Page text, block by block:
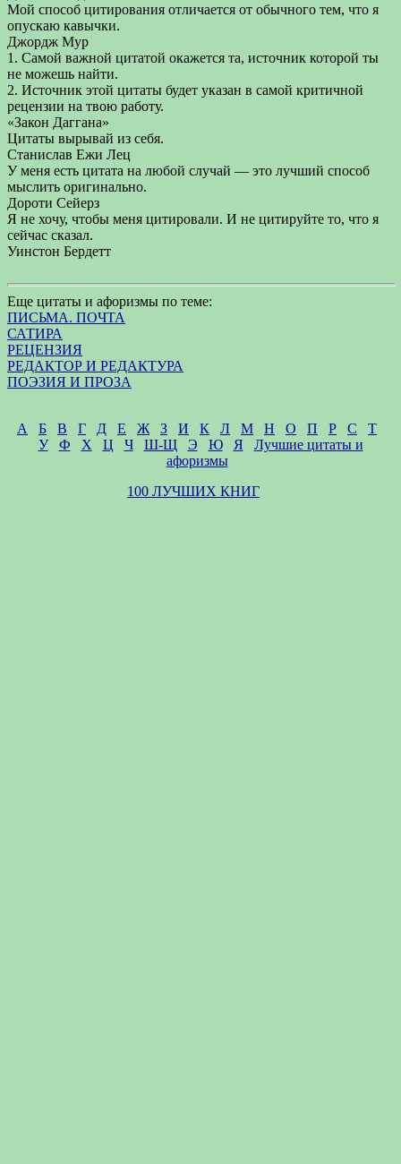
Мой способ цитирования отличается от обычного тем, что я
опускаю кавычки.
Джордж Мур
1. Самой важной цитатой окажется та, источник которой ты
не можешь найти.
2. Источник этой цитаты будет указан в самой критичной
рецензии на твою работу.
«Закон Даггана»
Цитаты вырывай из себя.
Станислав Ежи Лец
У меня есть цитата на любой случай — это лучший способ
мыслить оригинально.
Дороти Сейерз
Я не хочу, чтобы меня цитировали. И не цитируйте то, что я
сейчас сказал.
Уинстон Бердетт
Еще цитаты и афоризмы по теме:
ПИСЬМА. ПОЧТА
САТИРА
РЕЦЕНЗИЯ
РЕДАКТОР И РЕДАКТУРА
ПОЭЗИЯ И ПРОЗА
А Б В Г Д Е Ж З И К Л М Н О П Р С
Т
У
Ф Х Ц Ч Ш-Щ Э Ю Я
Лучшие цитаты и
афоризмы
100 ЛУЧШИХ КНИГ